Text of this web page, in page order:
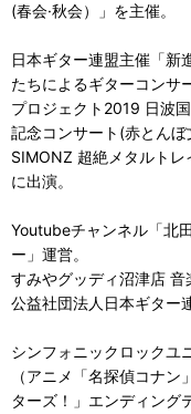
(春会·秋会）」を主催。
日本ギター連盟主催「新
たちによるギターコンサ
プロジェクト2019 日波
記念コンサート(赤とん
SIMONZ 超絶メタルト
に出演。
Youtubeチャンネル「北
ー」運営。
すみやグッディ沼津店 音
公益社団法人日本ギター
シンフォニックロックユ
（アニメ「名探偵コナ
ターズ！」エンディング